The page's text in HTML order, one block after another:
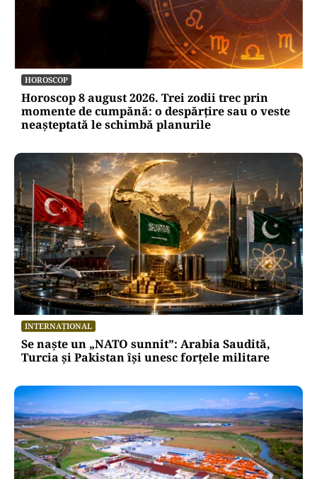
HOROSCOP
Horoscop 8 august 2026. Trei zodii trec prin
momente de cumpănă: o despărțire sau o veste
neașteptată le schimbă planurile
INTERNAȚIONAL
Se naște un „NATO sunnit”: Arabia Saudită,
Turcia și Pakistan își unesc forțele militare